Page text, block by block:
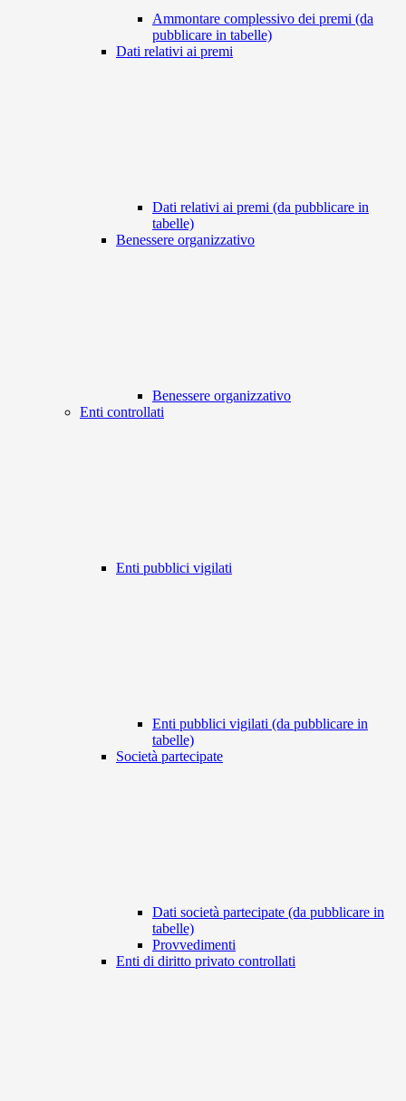
Ammontare complessivo dei premi (da
pubblicare in tabelle)
Dati relativi ai premi
Dati relativi ai premi (da pubblicare in
tabelle)
Benessere organizzativo
Benessere organizzativo
Enti controllati
Enti pubblici vigilati
Enti pubblici vigilati (da pubblicare in
tabelle)
Società partecipate
Dati società partecipate (da pubblicare in
tabelle)
Provvedimenti
Enti di diritto privato controllati